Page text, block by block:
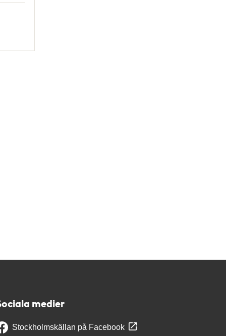
medier
Stockholmskällan på Facebook